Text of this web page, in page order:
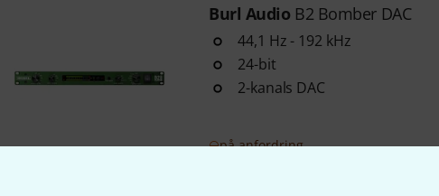
Burl Audio B2 Bomber DAC
44,1 Hz - 192 kHz
24-bit
2-kanals DAC
på anfordring